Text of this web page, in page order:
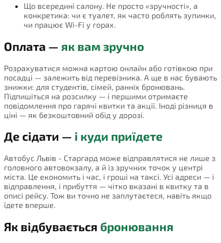
Що всередині салону. Не просто «зручності», а
конкретика: чи є туалет, як часто роблять зупинки,
чи працює Wi-Fi у горах.
Оплата — як вам зручно
Розрахуватися можна картою онлайн або готівкою при
посадці — залежить від перевізника. А ще в нас бувають
знижки: для студентів, сімей, ранніх бронювань.
Підпишіться на розсилку — і першими отримаєте
повідомлення про гарячі квитки та акції. Іноді різниця в
ціні — як безкоштовний обід у дорозі.
Де сідати — і куди приїдете
Автобус Львів - Старгард може відправлятися не лише з
головного автовокзалу, а й із зручних точок у центрі
міста. Це економить і час, і гроші на таксі. Усі адреси — і
відправлення, і прибуття — чітко вказані в квитку та в
описі рейсу. Тож ви точно не заплутаєтеся, навіть якщо
їдете вперше.
Як відбувається бронювання